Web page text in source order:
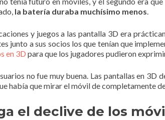
la batería duraba muchísimo menos.
y juegos a las pantalla 3D era
junto a sus socios los que tenían que
en 3D para que los jugadores pudieron
no fue muy buena. Las pantallas en
había que mirar el móvil de completamente
el declive de los